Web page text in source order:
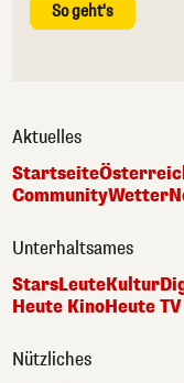
So geht's
Aktuelles
Startseite
CommunityWetter
Unterhaltsames
StarsLeuteKultur
Heute KinoHeute TV
Nützliches